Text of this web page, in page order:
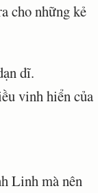
cho những kẻ
dĩ.
vinh hiển của
Linh mà nên